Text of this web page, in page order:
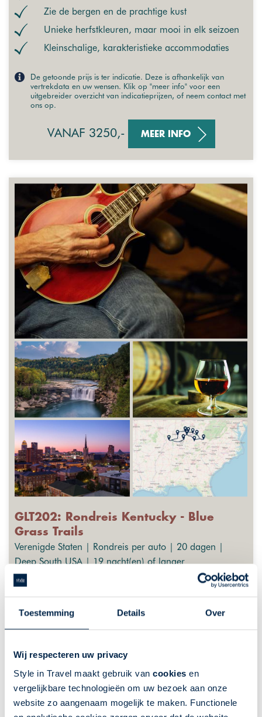
Toestemming Details Over
Wij respecteren uw privacy
Style in Travel maakt gebruik van cookies en
vergelijkbare technologieën om uw bezoek aan onze
website zo aangenaam mogelijk te maken. Functionele
Zie de bergen en de prachtige kust
Unieke herfstkleuren, maar mooi in elk seizoen
Kleinschalige, karakteristieke accommodaties
De getoonde prijs is ter indicatie. Deze is afhankelijk van
vertrekdata en uw wensen. Klik op "meer info" voor een
uitgebreider overzicht van indicatieprijzen, of neem contact met
ons op.
VANAF 3250,- MEER INFO
GLT202: Rondreis Kentucky - Blue
Grass Trails
Verenigde Staten | Rondreis per auto | 20 dagen |
Deep South USA | 19 nacht(en) of langer
Fly-Drives
Ontdek onbekend Kentucky
Onontdekt natuurschoon
Bourbon Trail
Historische steden, zoals Bardstown
De getoonde prijs is ter indicatie. Deze is afhankelijk van